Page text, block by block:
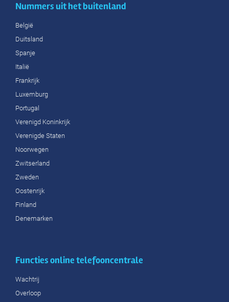
Nummers uit het buitenland
België
Duitsland
Spanje
Italië
Frankrijk
Luxemburg
Portugal
Verenigd Koninkrijk
Verenigde Staten
Noorwegen
Zwitserland
Zweden
Oostenrijk
Finland
Denemarken
Functies online telefooncentrale
Wachtrij
Overloop